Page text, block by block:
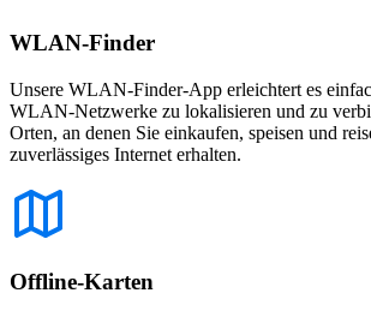
WLAN-Finder
Unsere WLAN-Finder-App erleichtert es
WLAN-Netzwerke zu lokalisieren und zu
Orten, an denen Sie einkaufen, speisen und
zuverlässiges Internet erhalten.
Offline-Karten